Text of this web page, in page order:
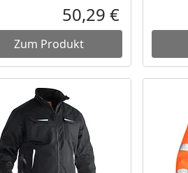
Aktueller Preis
50,29 €
Zum Produkt